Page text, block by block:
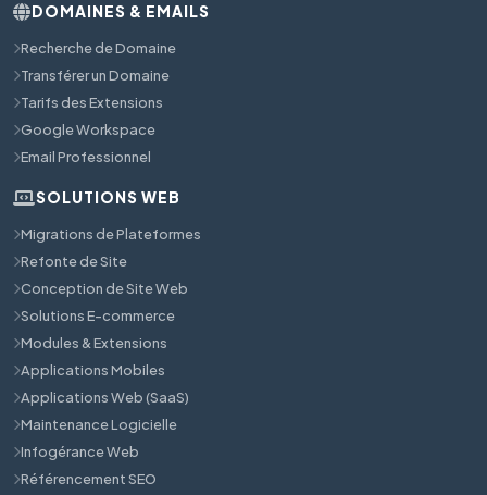
DOMAINES & EMAILS
Recherche de Domaine
Transférer un Domaine
Tarifs des Extensions
Google Workspace
Email Professionnel
SOLUTIONS WEB
Migrations de Plateformes
Refonte de Site
Conception de Site Web
Solutions E-commerce
Modules & Extensions
Applications Mobiles
Applications Web (SaaS)
Maintenance Logicielle
Infogérance Web
Référencement SEO